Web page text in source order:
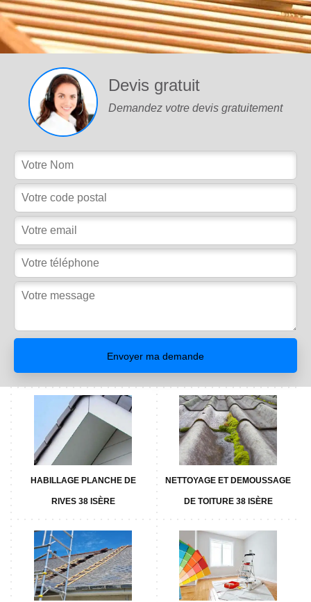
Devis gratuit
Demandez votre devis gratuitement
HABILLAGE PLANCHE DE
RIVES 38 ISÈRE
NETTOYAGE ET DEMOUSSAGE
DE TOITURE 38 ISÈRE